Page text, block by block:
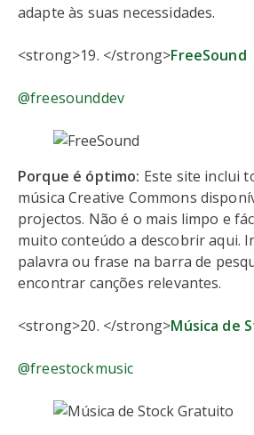
adapte às suas necessidades.
<strong>19. </strong>FreeSound
@freesounddev
Porque é óptimo: Este site inclui
música Creative Commons
projectos. Não é o mais limpo e
muito conteúdo a descobrir aqui.
palavra ou frase na barra de
encontrar canções relevantes.
<strong>20. </strong>Música de
@freestockmusic